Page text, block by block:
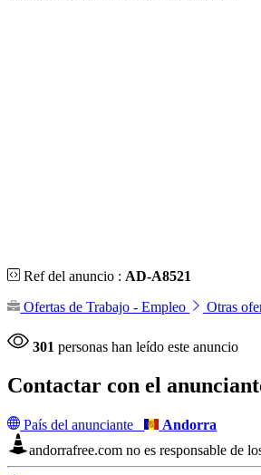
Ref del anuncio : AD-A8521
Ofertas de Trabajo - Empleo Otras
301 personas han leído este anuncio
Contactar con el
País del anunciante
Andorra
andorrafree.com no es responsable de